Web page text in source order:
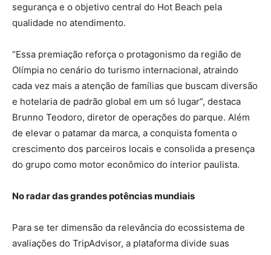
segurança e o objetivo central do Hot Beach pela
qualidade no atendimento.
“Essa premiação reforça o protagonismo da região de
Olímpia no cenário do turismo internacional, atraindo
cada vez mais a atenção de famílias que buscam diversão
e hotelaria de padrão global em um só lugar”, destaca
Brunno Teodoro, diretor de operações do parque. Além
de elevar o patamar da marca, a conquista fomenta o
crescimento dos parceiros locais e consolida a presença
do grupo como motor econômico do interior paulista.
No radar das grandes potências mundiais
Para se ter dimensão da relevância do ecossistema de
avaliações do TripAdvisor, a plataforma divide suas